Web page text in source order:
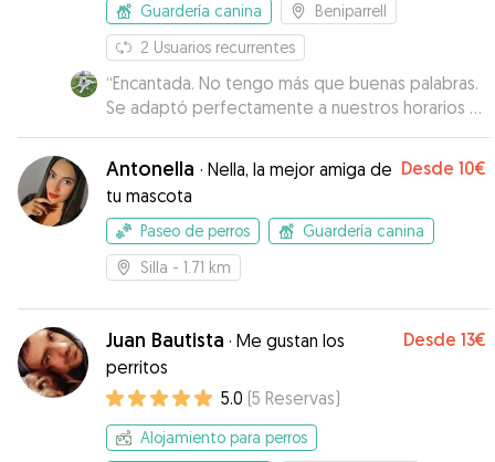
Guardería canina
Beniparrell
2 Usuarios recurrentes
“Encantada. No tengo más que buenas palabras.
Se adaptó perfectamente a nuestros horarios y
nos mandó fotos para que viéramos cómo
estaba. La recomiendo sin ninguna duda.
Antonella · Nella, la mejor amiga de
tu mascota
Desde 10€
Paseo de perros
Guardería canina
Silla - 1.71 km
Juan Bautista · Me gustan los
perritos
Desde 13€
5.0 (5 Reservas)
Alojamiento para perros